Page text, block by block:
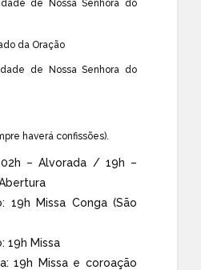
de Nossa Senhora do
da Oração
de Nossa Senhora do
haverá confissões).
– Alvorada / 19h –
19h Missa Conga (São
19h Missa
19h Missa e coroação